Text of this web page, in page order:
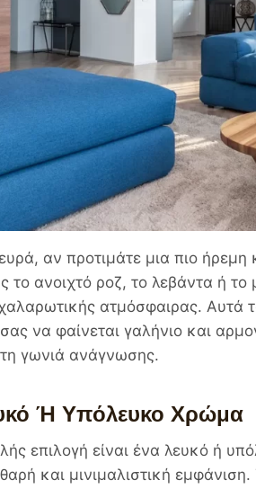
αν προτιμάτε μια πιο ήρεμη
το ανοιχτό ροζ, το λεβάντα ή
χαλαρωτικής ατμόσφαιρας.
να φαίνεται γαλήνιο και
γωνιά ανάγνωσης.
Ή Υπόλευκο Χρώμα
επιλογή είναι ένα λευκό ή
και μινιμαλιστική εμφάνιση.